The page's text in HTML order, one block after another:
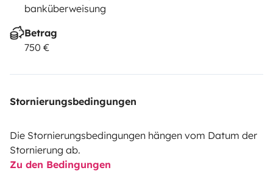
banküberweisung
Betrag
750 €
Stornierungsbedingungen
Die Stornierungsbedingungen hängen vom Datum der
Stornierung ab.
Zu den Bedingungen